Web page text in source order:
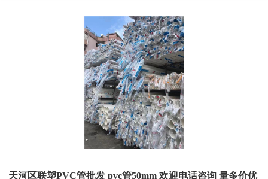
天河区联塑PVC管批发 pvc管50mm 欢迎电话咨询 量多价优